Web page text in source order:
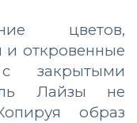
цветов,
и откровенные
закрытыми
Лайзы не
образ